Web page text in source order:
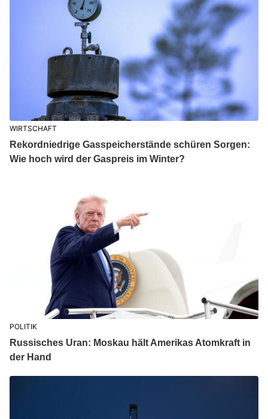
WIRTSCHAFT
Rekordniedrige Gasspeicherstände schüren Sorgen:
Wie hoch wird der Gaspreis im Winter?
POLITIK
Russisches Uran: Moskau hält Amerikas Atomkraft in
der Hand